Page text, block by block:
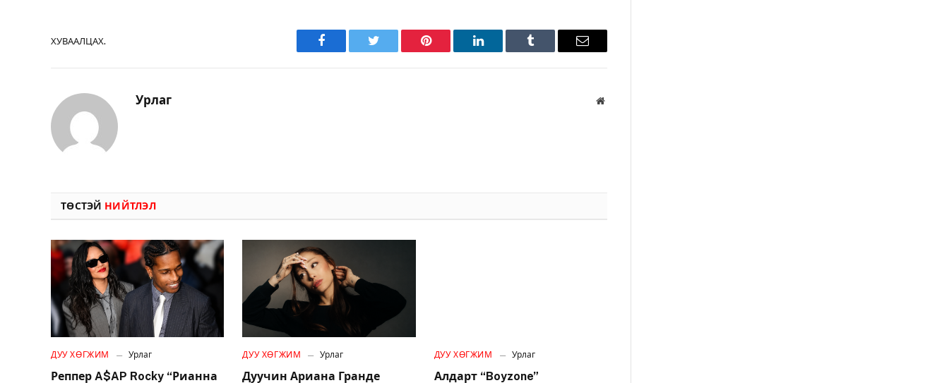
ХУВААЛЦАХ.
Facebook Twitter Pinterest LinkedIn Tumblr Имэйл
Урлаг Вэбсайт
ТӨСТЭЙ НИЙТЛЭЛ
ДУУ ХӨГЖИМ Урлаг
Реппер A$AP Rocky “Рианна
ДУУ ХӨГЖИМ Урлаг
Дуучин Ариана Гранде
ДУУ ХӨГЖИМ Урлаг
Алдарт “Boyzone”